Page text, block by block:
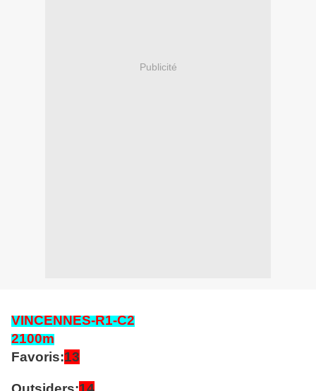
Publicité
VINCENNES-R1-C2
2100m
Favoris:13